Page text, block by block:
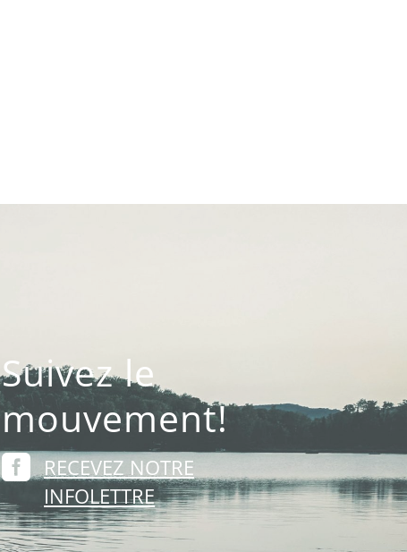
Suivez le
mouvement!
 RECEVEZ NOTRE
INFOLETTRE